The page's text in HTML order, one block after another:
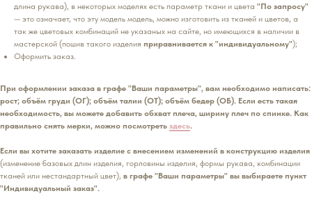
длина рукава), в некоторых моделях есть параметр ткани и цвета "По запросу"
— это означает, что эту модель модель, можно изготовить из тканей и цветов, а
так же цветовых комбинаций не указаных на сайте, но имеющихся в наличии в
мастерской (пошив такого изделия приравнивается к "индивидуальному");
Оформить заказ.
При оформлении заказа в графе "Ваши параметры", вам необходимо написать:
рост; объём груди (ОГ); объём талии (ОТ); объём бедер (ОБ). Если есть такая
необходимость, вы можете добавить обхват плеча, ширину плеч по спинке. Как
правильно снять мерки, можно посмотреть здесь.
Если вы хотите заказать изделие с внесением изменений в конструкцию изделия
(изменение базовых длин изделия, горловины изделия, формы рукава, комбинации
тканей или нестандартный цвет), в графе "Ваши параметры" вы выбираете пункт
"Индивидуальный заказ".